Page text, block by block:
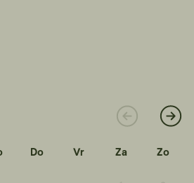
Do Vr Za Zo